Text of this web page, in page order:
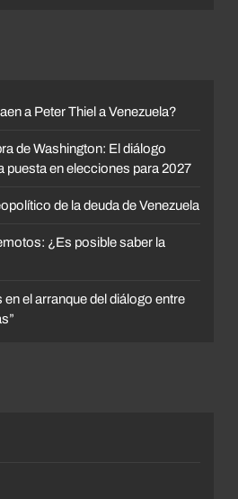
a Peter Thiel a Venezuela?
de Washington: El diálogo
puesta en elecciones para 2027
de la deuda de Venezuela
¿Es posible saber la
el arranque del diálogo entre